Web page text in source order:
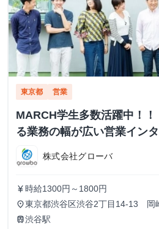
東京都 営業
MARCH学生多数活躍中！
る業務の幅が広い営業イン
株式会社グローバ
currency_yen 時給1300円～1800円
place東京都渋谷区渋谷2丁目14-13 岡
train渋谷駅